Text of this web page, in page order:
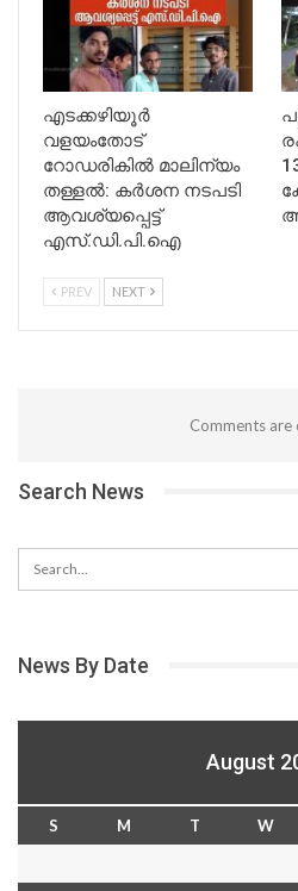
എടക്കഴിയൂർ
വളയംതോട്
റോഡരികിൽ മാലിന്യം
തള്ളൽ: കർശന നടപടി
ആവശ്യപ്പെട്ട്
എസ്.ഡി.പി.ഐ
PREV NEXT
Comments are
Search News
News By Date
August
S M T W